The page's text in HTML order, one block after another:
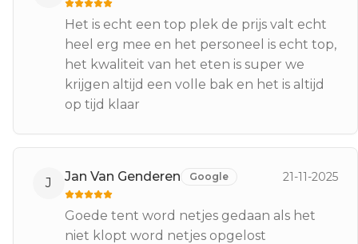
Het is echt een top plek de prijs valt echt
heel erg mee en het personeel is echt top,
het kwaliteit van het eten is super we
krijgen altijd een volle bak en het is altijd
op tijd klaar
J Jan Van Genderen Google 21-11-2025
Goede tent word netjes gedaan als het
niet klopt word netjes opgelost